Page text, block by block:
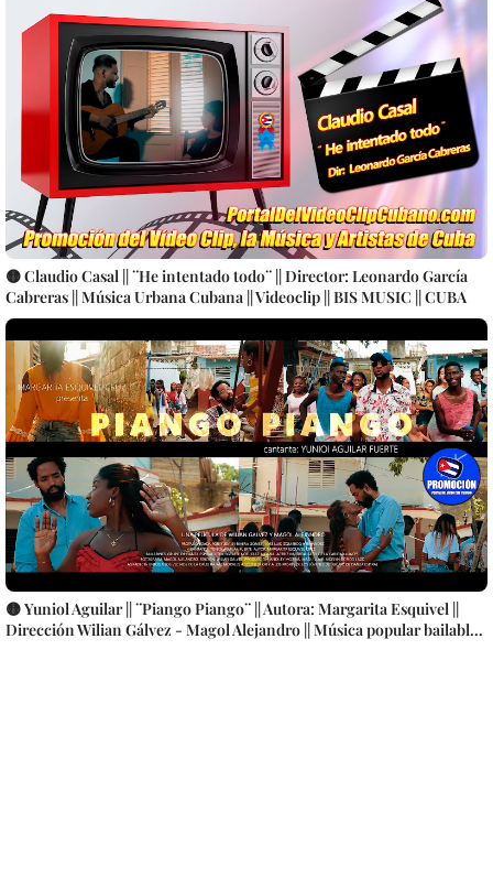
🟡 Claudio Casal || ¨He intentado todo¨ || Director: Leonardo García
Cabreras || Música Urbana Cubana || Videoclip || BIS MUSIC || CUBA
🟡 Yuniol Aguilar || ¨Piango Piango¨ || Autora: Margarita Esquivel ||
Dirección Wilian Gálvez - Magol Alejandro || Música popular bailable